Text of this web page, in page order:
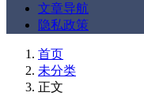
文章导航
隐私政策
首页
未分类
正文